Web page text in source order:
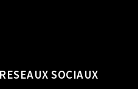
SOCIAUX